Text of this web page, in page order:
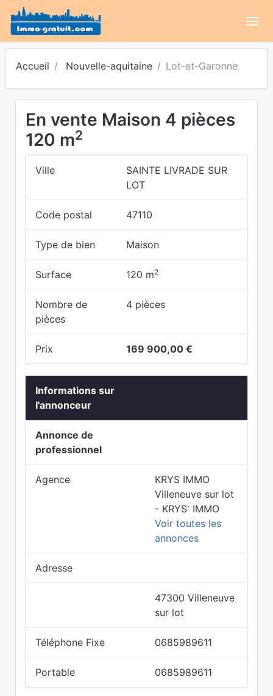
Accueil Nouvelle-aquitaine Lot-et-Garonne
En vente Maison 4 pièces
120 m2
Ville
SAINTE LIVRADE SUR
LOT
Code postal 47110
Type de bien Maison
Surface 120 m2
Nombre de
pièces
4 pièces
Prix 169 900,00 €
Informations sur
l'annonceur
Annonce de
professionnel
Agence
KRYS IMMO
Villeneuve sur lot
- KRYS' IMMO
Voir toutes les
annonces
Adresse
47300 Villeneuve
sur lot
Téléphone Fixe 0685989611
Portable 0685989611